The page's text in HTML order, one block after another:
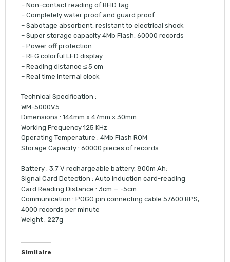
– Non-contact reading of RFID tag
– Completely water proof and guard proof
– Sabotage absorbent, resistant to electrical shock
– Super storage capacity 4Mb Flash, 60000 records
– Power off protection
– REG colorful LED display
– Reading distance ≤ 5 cm
– Real time internal clock
Technical Specification :
WM-5000V5
Dimensions : 144mm x 47mm x 30mm
Working Frequency 125 KHz
Operating Temperature : 4Mb Flash ROM
Storage Capacity : 60000 pieces of records
Battery : 3.7 V rechargeable battery, 800m Ah;
Signal Card Detection : Auto induction card-reading
Card Reading Distance : 3cm — -5cm
Communication : POGO pin connecting cable 57600 BPS,
4000 records per minute
Weight : 227g
Similaire